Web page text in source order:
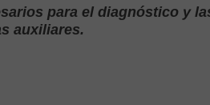
para el diagnóstico y
auxiliares.